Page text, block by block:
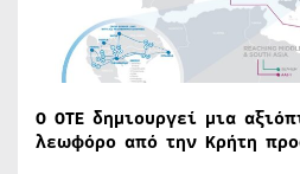
Ο ΟΤΕ δημιουργεί μια
λεωφόρο από την Κρήτη